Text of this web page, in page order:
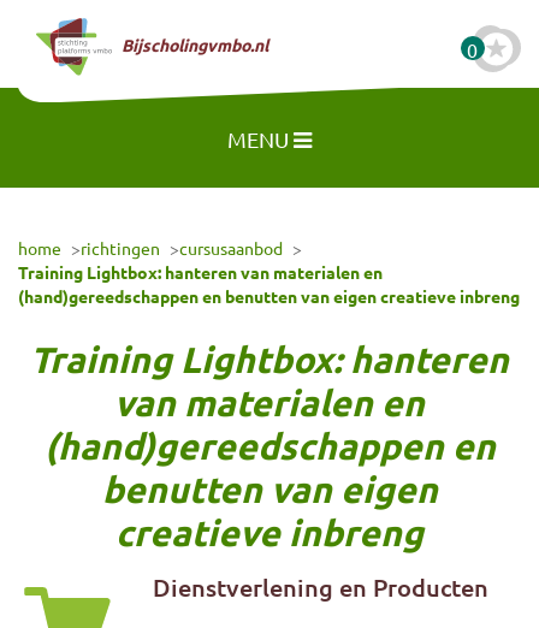
Naar hoofdinhoud
Bijscholingvmbo.nl 0
MENU
home richtingen
cursusaanbod
Training Lightbox: hanteren van materialen en
(hand)gereedschappen en benutten van eigen creatieve inbreng
Training Lightbox: hanteren
van materialen en
(hand)gereedschappen en
benutten van eigen
creatieve inbreng
Dienstverlening en Producten